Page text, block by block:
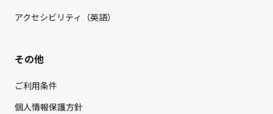
アクセシビリティ（英語）
その他
ご利用条件
個人情報保護方針